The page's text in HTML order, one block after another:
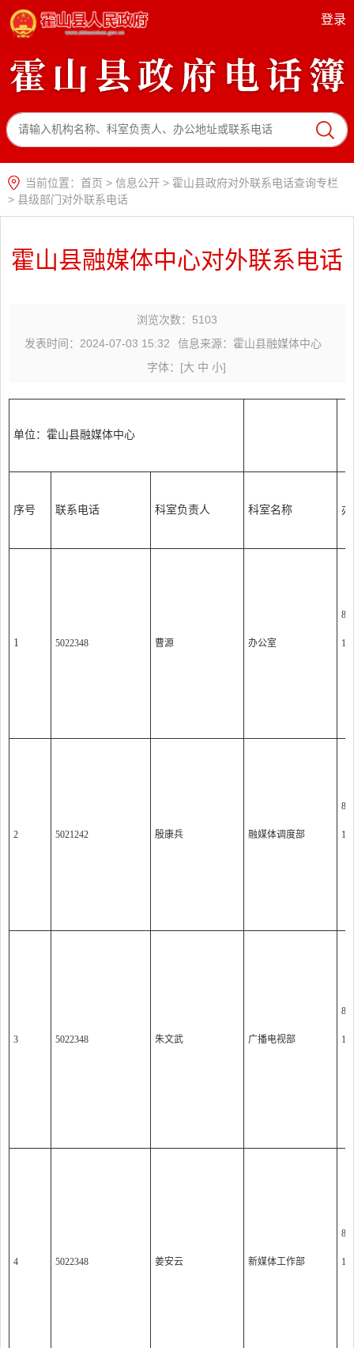
登录
当前位置： 首页 > 信息公开 > 霍山县政府对外联系电话查询专栏
> 县级部门对外联系电话
霍山县融媒体中心对外联系电话
浏览次数： 5103
发表时间：2024-07-03 15:32
信息来源：霍山县融媒体中心
字体： [大 中 小]
单位：霍山县融媒体中心
序号 联系电话 科室负责人 科室名称
1 5022348 曹源 办公室
2 5021242 殷康兵 融媒体调度部
3 5022348 朱文武 广播电视部
4 5022348 姜安云 新媒体工作部